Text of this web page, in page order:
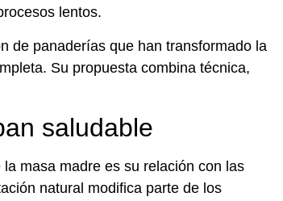
lentos.
de panaderías que han transformado la
Su propuesta combina técnica,
saludable
masa madre es su relación con las
natural modifica parte de los